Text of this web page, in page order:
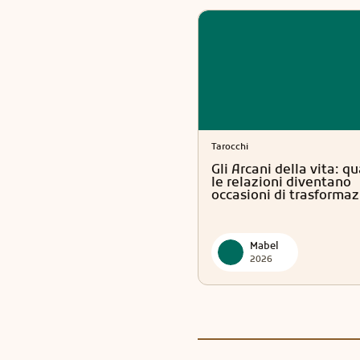
Tarocchi
Gli Arcani della vita:
le relazioni diventano
occasioni di
Mabel
2026